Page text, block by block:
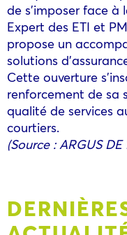
de s’imposer face à
Expert des ETI et
propose un
solutions
Cette ouverture
renforcement de sa
qualité de services
courtiers.
(Source : ARGUS DE